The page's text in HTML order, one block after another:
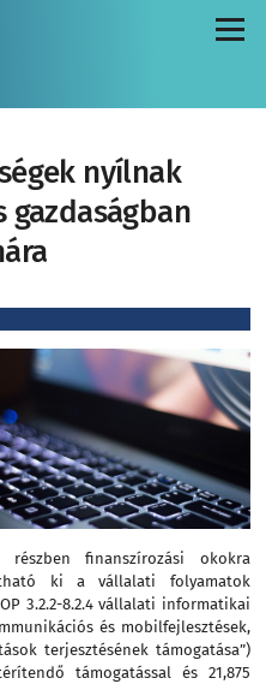
Menü
nyílnak
gazdaságban
finanszírozási okokra
ki a vállalati folyamatok
3.2.2-8.2.4 vállalati informatikai
és mobilfejlesztések,
terjesztésének támogatása”)
támogatással és 21,875